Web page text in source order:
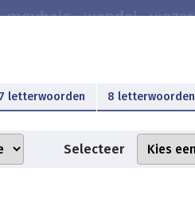
7 letterwoorden 8 letterwoorden
Selecteer